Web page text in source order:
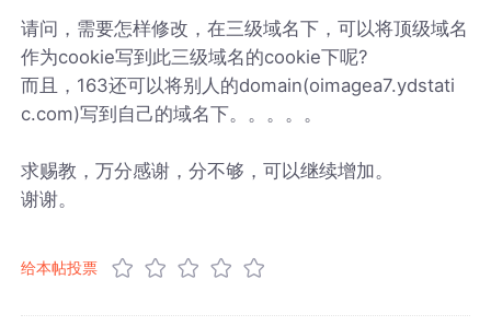
请问，需要怎样修改，在三级域名下，可以将顶级域名
作为cookie写到此三级域名的cookie下呢?
而且，163还可以将别人的domain(oimagea7.ydstati
c.com)写到自己的域名下。。。。。
求赐教，万分感谢，分不够，可以继续增加。
谢谢。
给本帖投票